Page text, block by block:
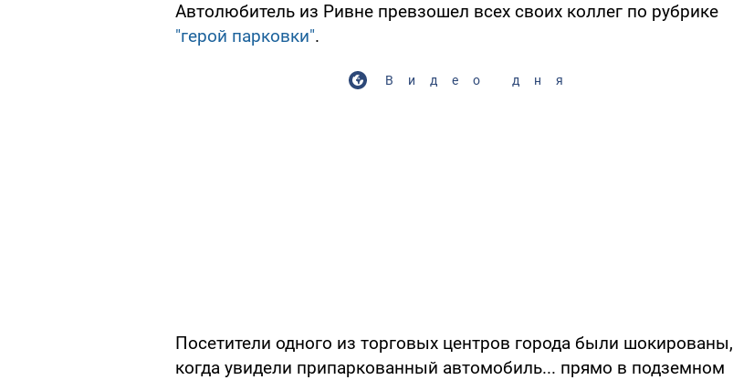
Автолюбитель из Ривне превзошел всех своих коллег по рубрике
"герой парковки".
Видео дня
Посетители одного из торговых центров города были шокированы,
когда увидели припаркованный автомобиль... прямо в подземном